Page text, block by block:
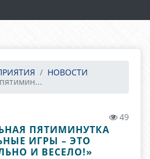
НОВОСТИ
49
ПЯТИМИНУТКА
ИГРЫ – ЭТО
И ВЕСЕЛО!»